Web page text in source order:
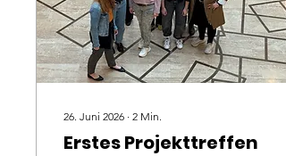
26. Juni 2026 ∙ 2 Min.
Erstes Projekttreffen